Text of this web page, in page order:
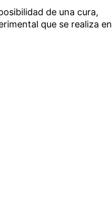
de una cura,
que se realiza en